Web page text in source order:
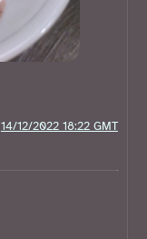
14/12/2022 18:22 GMT